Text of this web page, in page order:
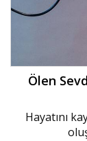
Ölen
Hayatını